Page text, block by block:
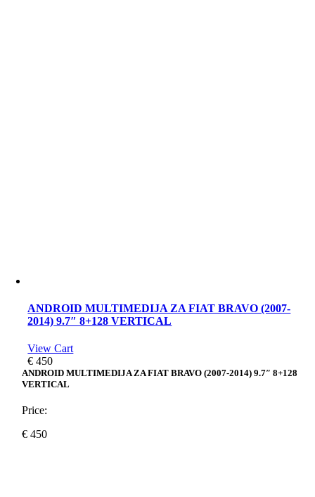
ANDROID MULTIMEDIJA ZA FIAT BRAVO (2007-
2014) 9.7″ 8+128 VERTICAL
View Cart
€ 450
ANDROID MULTIMEDIJA ZA FIAT BRAVO (2007-2014) 9.7″ 8+128
VERTICAL
Price:
€ 450